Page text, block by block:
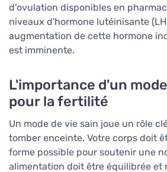
d'ovulation disponibles en
niveaux d'hormone lutéinisante
augmentation de cette hormone
est imminente.
L'importance d'un
pour la fertilité
Un mode de vie sain joue un rôle
tomber enceinte. Votre corps doit
forme possible pour soutenir une
alimentation doit être équilibrée et